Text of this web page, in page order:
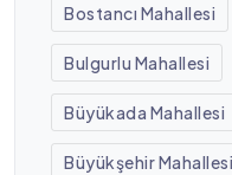
Bostancı Mahallesi
Bulgurlu Mahallesi
Büyükada Mahallesi
Büyükşehir Mahallesi